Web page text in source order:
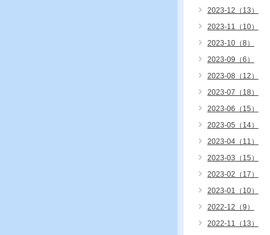
2023-12（13）
2023-11（10）
2023-10（8）
2023-09（6）
2023-08（12）
2023-07（18）
2023-06（15）
2023-05（14）
2023-04（11）
2023-03（15）
2023-02（17）
2023-01（10）
2022-12（9）
2022-11（13）